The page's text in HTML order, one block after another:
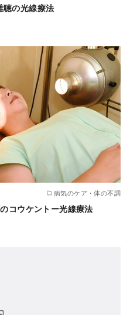
聴の光線療法
病気のケア・体の不調
コウケントー光線療法